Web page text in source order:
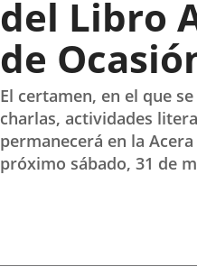
del Libro
de
El certamen, en el que
charlas, actividades
permanecerá en la
próximo sábado, 31 de